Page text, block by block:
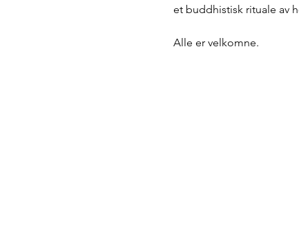
et buddhistisk rituale av
Alle er velkomne.